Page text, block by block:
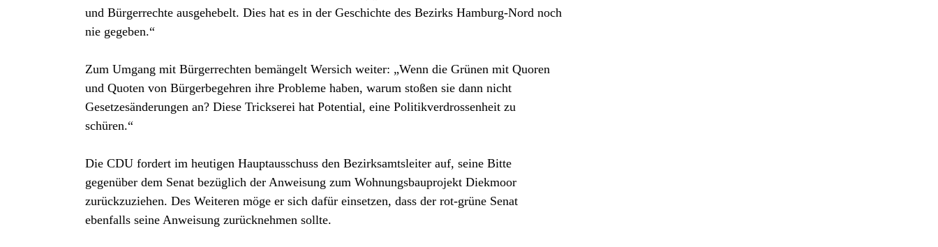
und Bürgerrechte ausgehebelt. Dies hat es in der Geschichte des Bezirks Hamburg-Nord noch
nie gegeben.“
Zum Umgang mit Bürgerrechten bemängelt Wersich weiter: „Wenn die Grünen mit Quoren
und Quoten von Bürgerbegehren ihre Probleme haben, warum stoßen sie dann nicht
Gesetzesänderungen an? Diese Trickserei hat Potential, eine Politikverdrossenheit zu
schüren.“
Die CDU fordert im heutigen Hauptausschuss den Bezirksamtsleiter auf, seine Bitte
gegenüber dem Senat bezüglich der Anweisung zum Wohnungsbauprojekt Diekmoor
zurückzuziehen. Des Weiteren möge er sich dafür einsetzen, dass der rot-grüne Senat
ebenfalls seine Anweisung zurücknehmen sollte.